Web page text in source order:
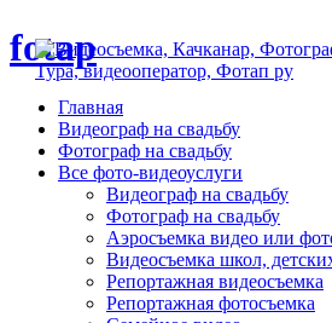
fotap
Главная
Видеограф на свадьбу
Фотограф на свадьбу
Все фото-видеоуслуги
Видеограф на свадьбу
Фотограф на свадьбу
Аэросъемка видео или
Видеосъемка школ,
Репортажная видеосъемка
Репортажная фотосъемка